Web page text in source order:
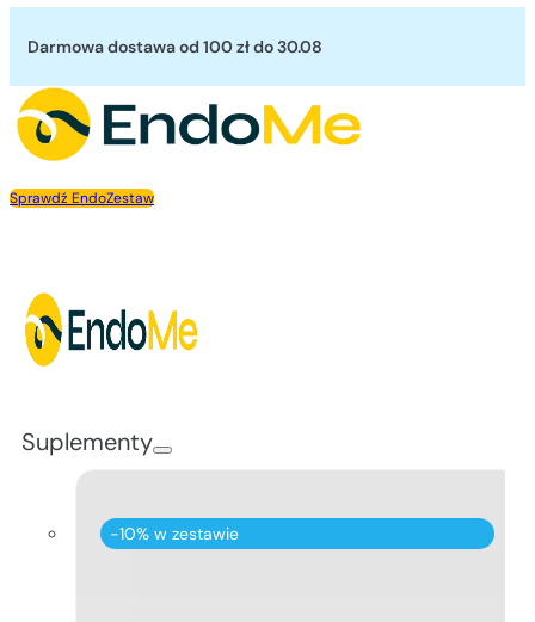
Darmowa dostawa od 100 złdo 30.08
Sprawdź EndoZestaw
Suplementy
-10% w zestawie